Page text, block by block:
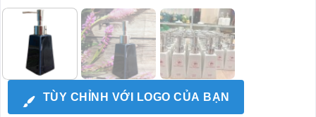
TÙY CHỈNH VỚI LOGO CỦA BẠN